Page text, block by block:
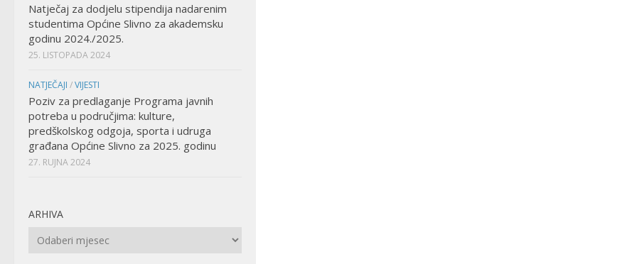
Natječaj za dodjelu stipendija nadarenim
studentima Općine Slivno za akademsku
godinu 2024./2025.
25. LISTOPADA 2024
NATJEČAJI /VIJESTI
Poziv za predlaganje Programa javnih
potreba u područjima: kulture,
predškolskog odgoja, sporta i udruga
građana Općine Slivno za 2025. godinu
27. RUJNA 2024
ARHIVA
Arhiva